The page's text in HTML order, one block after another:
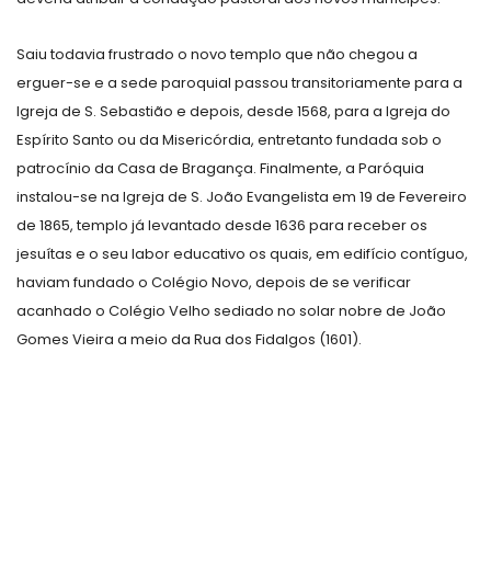
Saiu todavia frustrado o novo templo que não chegou a
erguer-se e a sede paroquial passou transitoriamente para a
Igreja de S. Sebastião e depois, desde 1568, para a Igreja do
Espírito Santo ou da Misericórdia, entretanto fundada sob o
patrocínio da Casa de Bragança. Finalmente, a Paróquia
instalou-se na Igreja de S. João Evangelista em 19 de Fevereiro
de 1865, templo já levantado desde 1636 para receber os
jesuítas e o seu labor educativo os quais, em edifício contíguo,
haviam fundado o Colégio Novo, depois de se verificar
acanhado o Colégio Velho sediado no solar nobre de João
Gomes Vieira a meio da Rua dos Fidalgos (1601).